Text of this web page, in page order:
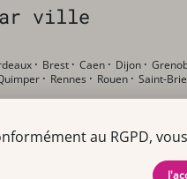
ville
· Brest · Caen · Dijon ·
· Rennes · Rouen · Saint-
poste
Etudiant en pharmacie F/H
au RGPD,